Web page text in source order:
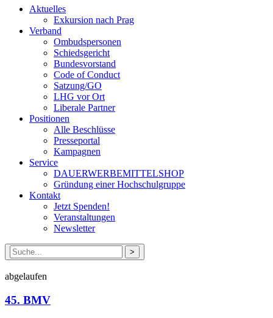
Aktuelles
Exkursion nach Prag
Verband
Ombudspersonen
Schiedsgericht
Bundesvorstand
Code of Conduct
Satzung/GO
LHG vor Ort
Liberale Partner
Positionen
Alle Beschlüsse
Presseportal
Kampagnen
Service
DAUERWERBEMITTELSHOP
Gründung einer Hochschulgruppe
Kontakt
Jetzt Spenden!
Veranstaltungen
Newsletter
Suche
nach:
abgelaufen
45. BMV